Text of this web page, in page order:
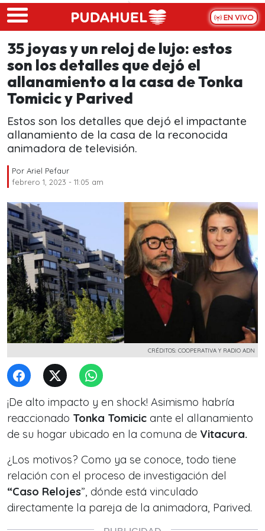
Skip to main content
EN VIVO
35 joyas y un reloj de lujo: estos
son los detalles que dejó el
allanamiento a la casa de Tonka
Tomicic y Parived
Estos son los detalles que dejó el impactante
allanamiento de la casa de la reconocida
animadora de televisión.
Por Ariel Pefaur
febrero 1, 2023 - 11:05 am
CRÉDITOS: COOPERATIVA Y RADIO ADN
¡De alto impacto y en shock! Asimismo habría
reaccionado Tonka Tomicic ante el allanamiento
de su hogar ubicado en la comuna de Vitacura.
¿Los motivos? Como ya se conoce, todo tiene
relación con el proceso de investigación del
“Caso Relojes”, dónde está vinculado
directamente la pareja de la animadora, Parived.